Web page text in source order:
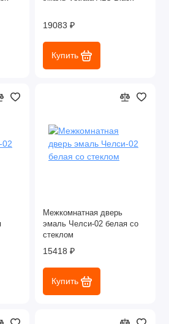
19083 ₽
Купить
Межкомнатная дверь
эмаль Челси-02 белая со
стеклом
15418 ₽
Купить